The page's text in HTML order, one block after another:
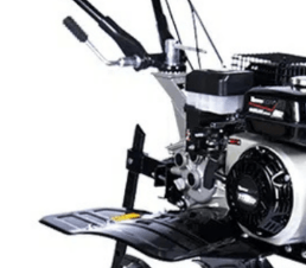
motosserra
lavadora